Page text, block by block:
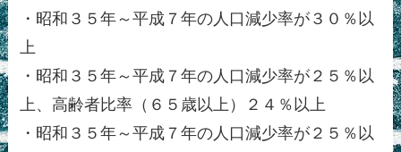
・昭和３５年～平成７年の人口減少率が３０％以
上
・昭和３５年～平成７年の人口減少率が２５％以
上、高齢者比率（６５歳以上）２４％以上
・昭和３５年～平成７年の人口減少率が２５％以